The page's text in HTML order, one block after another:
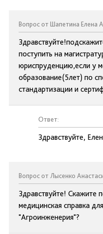
Вопрос от Шапетина Елена
поступить на
юриспруденцию,если у
образование(5лет) по
стандартизации и
Ответ:
Здравствуйте,
Вопрос от Лысенко
Здравствуйте! Скажите
медицинская справка
"Агроинженерия"?